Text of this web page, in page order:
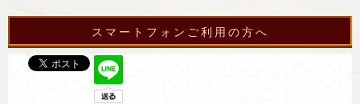
スマートフォンご利用の方へ